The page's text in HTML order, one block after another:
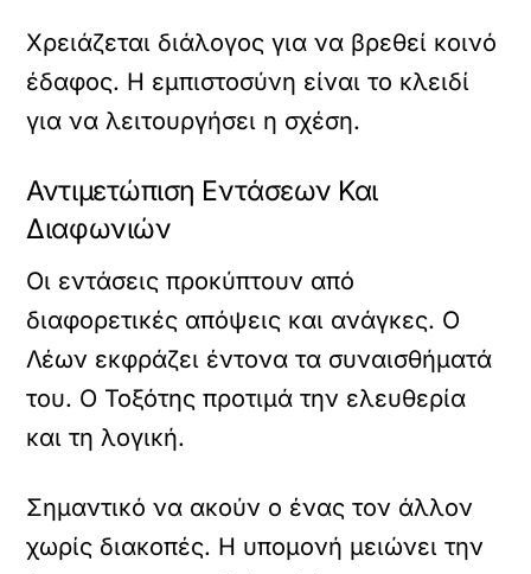
Χρειάζεται διάλογος για να βρεθεί κοινό
έδαφος. Η εμπιστοσύνη είναι το κλειδί
για να λειτουργήσει η σχέση.
Αντιμετώπιση Εντάσεων Και
Διαφωνιών
Οι εντάσεις προκύπτουν από
διαφορετικές απόψεις και ανάγκες. Ο
Λέων εκφράζει έντονα τα συναισθήματά
του. Ο Τοξότης προτιμά την ελευθερία
και τη λογική.
Σημαντικό να ακούν ο ένας τον άλλον
χωρίς διακοπές. Η υπομονή μειώνει την